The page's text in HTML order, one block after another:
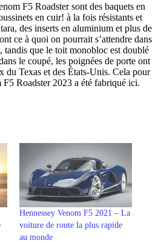
F5 Roadster sont des baquets en
en cuir! à la fois résistants et
des inserts en aluminium et plus de
ce à quoi on pourrait s’attendre dans
que le toit monobloc est doublé
le coupé, les poignées de porte ont
du Texas et des États-Unis. Cela pour
Roadster 2023 a été fabriqué ici.
Hennessey Venom F5 2021 – La
voiture de route la plus rapide
au monde